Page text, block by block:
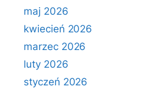
maj 2026
kwiecień 2026
marzec 2026
luty 2026
styczeń 2026